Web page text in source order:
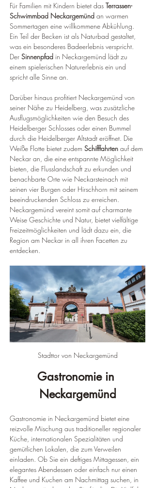
Für Familien mit Kindern bietet das Terrassen-
Schwimmbad Neckargemünd an warmen
Sommertagen eine willkommene Abkühlung.
Ein Teil der Becken ist als Naturbad gestaltet,
was ein besonderes Badeerlebnis verspricht.
Der Sinnenpfad in Neckargemünd lädt zu
einem spielerischen Naturerlebnis ein und
spricht alle Sinne an.
Darüber hinaus profitiert Neckargemünd von
seiner Nähe zu Heidelberg, was zusätzliche
Ausflugsmöglichkeiten wie den Besuch des
Heidelberger Schlosses oder einen Bummel
durch die Heidelberger Altstadt eröffnet. Die
Weiße Flotte bietet zudem Schifffahrten auf dem
Neckar an, die eine entspannte Möglichkeit
bieten, die Flusslandschaft zu erkunden und
benachbarte Orte wie Neckarsteinach mit
seinen vier Burgen oder Hirschhorn mit seinem
beeindruckenden Schloss zu erreichen.
Neckargemünd vereint somit auf charmante
Weise Geschichte und Natur, bietet vielfältige
Freizeitmöglichkeiten und lädt dazu ein, die
Region am Neckar in all ihren Facetten zu
entdecken.
Stadttor von Neckargemünd
Gastronomie in
Neckargemünd
Gastronomie in Neckargemünd bietet eine
reizvolle Mischung aus traditioneller regionaler
Küche, internationalen Spezialitäten und
gemütlichen Lokalen, die zum Verweilen
einladen. Ob Sie ein deftiges Mittagessen, ein
elegantes Abendessen oder einfach nur einen
Kaffee und Kuchen am Nachmittag suchen, in